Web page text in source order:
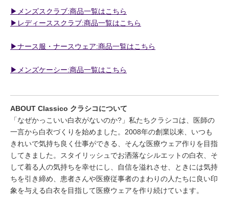
▶︎メンズスクラブ:商品一覧はこちら
▶︎レディーススクラブ:商品一覧はこちら
▶︎ナース服・ナースウェア:商品一覧はこちら
▶︎メンズケーシー:商品一覧はこちら
ABOUT Classico クラシコについて
「なぜかっこいい白衣がないのか?」私たちクラシコは、医師の
一言から白衣づくりを始めました。2008年の創業以来、いつも
きれいで気持ち良く仕事ができる、そんな医療ウェア作りを目指
してきました。スタイリッシュでお洒落なシルエットの白衣、そ
して着る人の気持ちを幸せにし、自信を溢れさせ、ときには気持
ちを引き締め、患者さんや医療従事者のまわりの人たちに良い印
象を与える白衣を目指して医療ウェアを作り続けています。